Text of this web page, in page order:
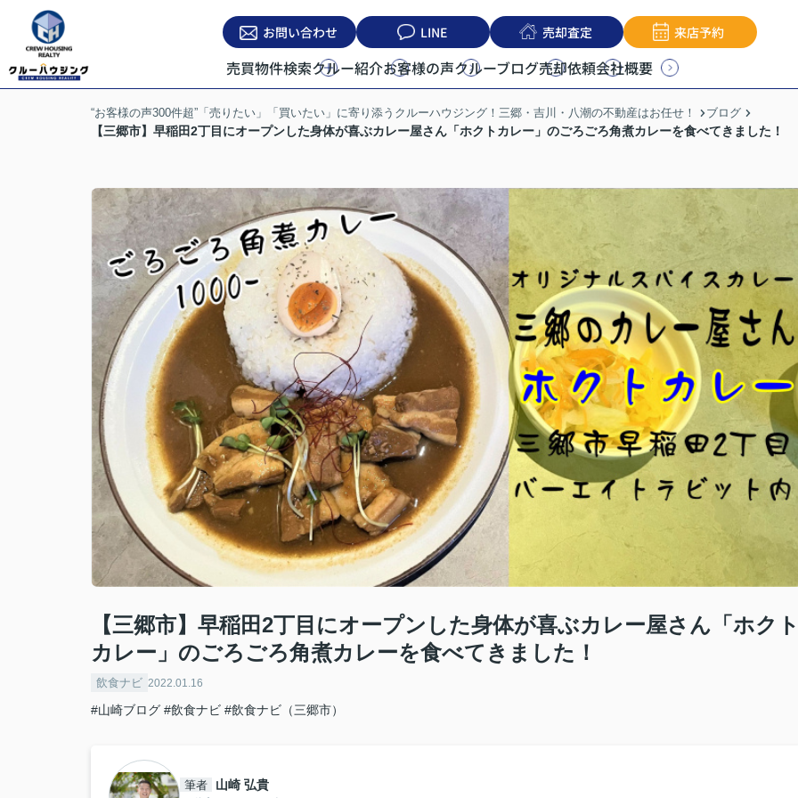
お問い合わせ LINE 売却査定 来店予約
売買物件検索クルー紹介お客様の声クルーブログ売却依頼会社概要
“お客様の声300件超”「売りたい」「買いたい」に寄り添うクルーハウジング！三郷・吉川・八潮の不動産はお任せ！ ブログ
【三郷市】早稲田2丁目にオープンした身体が喜ぶカレー屋さん「ホクトカレー」のごろごろ角煮カレーを食べてきました！
【三郷市】早稲田2丁目にオープンした身体が喜ぶカレー屋さん「ホク
カレー」のごろごろ角煮カレーを食べてきました！
飲食ナビ 2022.01.16
#山崎ブログ #飲食ナビ #飲食ナビ（三郷市）
筆者 山崎 弘貴